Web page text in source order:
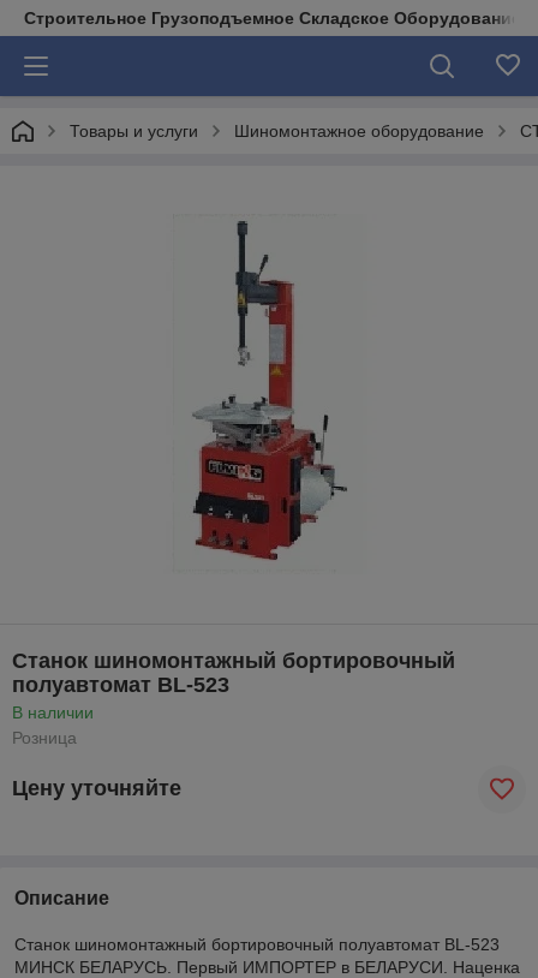
Строительное Грузоподъемное Складское Оборудование
Товары и услуги Шиномонтажное оборудование
Станок шиномонтажный бортировочный
полуавтомат BL-523
В наличии
Розница
Цену уточняйте
Описание
Станок шиномонтажный бортировочный полуавтомат BL-523
МИНСК БЕЛАРУСЬ. Первый ИМПОРТЕР в БЕЛАРУСИ. Наценка